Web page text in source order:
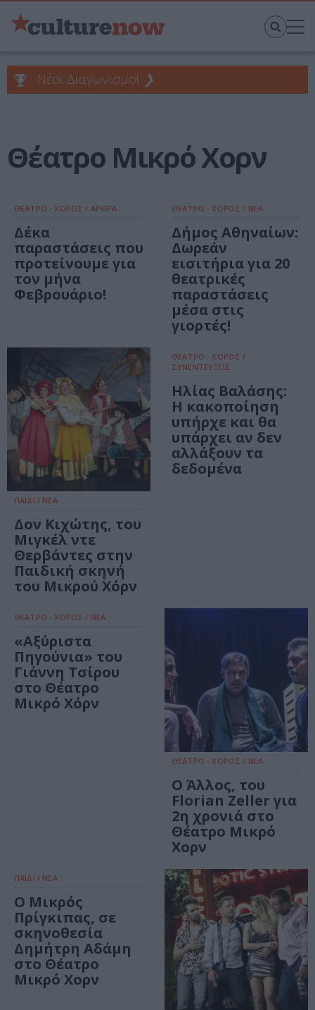
Νέοι Διαγωνισμοί ❯
Θέατρο Μικρό Χορν
ΘΕΑΤΡΟ - ΧΟΡΟΣ / ΑΡΘΡΑ
Δέκα
παραστάσεις που
προτείνουμε για
τον μήνα
Φεβρουάριο!
ΘΕΑΤΡΟ - ΧΟΡΟΣ / ΝΕΑ
Δήμος Αθηναίων:
Δωρεάν
εισιτήρια για 20
θεατρικές
παραστάσεις
μέσα στις
γιορτές!
ΠΑΙΔΙ / ΝΕΑ
Δον Κιχώτης, του
Μιγκέλ ντε
Θερβάντες στην
Παιδική σκηνή
του Μικρού Χόρν
ΘΕΑΤΡΟ - ΧΟΡΟΣ /
ΣΥΝΕΝΤΕΥΞΕΙΣ
Ηλίας Βαλάσης:
Η κακοποίηση
υπήρχε και θα
υπάρχει αν δεν
αλλάξουν τα
δεδομένα
ΘΕΑΤΡΟ - ΧΟΡΟΣ / ΝΕΑ
«Αξύριστα
Πηγούνια» του
Γιάννη Τσίρου
στο Θέατρο
Μικρό Χόρν
ΘΕΑΤΡΟ - ΧΟΡΟΣ / ΝΕΑ
O Άλλος, του
Florian Zeller για
2η χρονιά στο
Θέατρο Μικρό
Χορν
ΠΑΙΔΙ / ΝΕΑ
Ο Μικρός
Πρίγκιπας, σε
σκηνοθεσία
Δημήτρη Αδάμη
στο Θέατρο
Μικρό Χορν